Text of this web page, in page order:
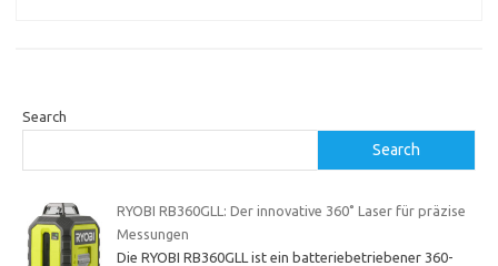
Search
Search
RYOBI RB360GLL: Der innovative 360˚ Laser für präzise
Messungen
Die RYOBI RB360GLL ist ein batteriebetriebener 360-